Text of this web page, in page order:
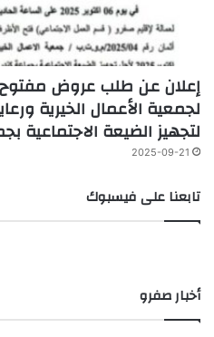
لجمعية الأعمال الخيرية
لتجهيز الضيعة الاجتماعية
2025-09-21
تابعنا على فيسبوك
أخبار صفرو